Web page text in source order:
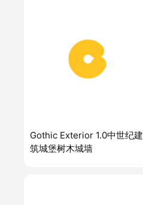
Gothic Exterior 1.0中世纪建
筑城堡树木城墙